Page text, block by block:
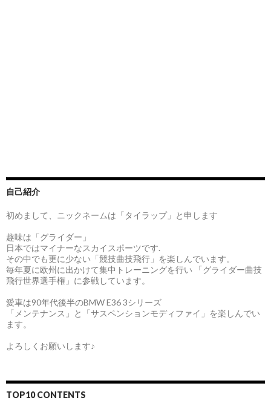
自己紹介
初めまして、ニックネームは「タイラップ」と申します
趣味は「グライダー」
日本ではマイナーなスカイスポーツです.
その中でも更に少ない「競技曲技飛行」を楽しんでいます。
毎年夏に欧州に出かけて集中トレーニングを行い 「グライダー曲技
飛行世界選手権」に参戦しています。
愛車は90年代後半のBMW E36 3シリーズ
「メンテナンス」と「サスペンションモディファイ」を楽しんでい
ます。
よろしくお願いします♪
TOP10 CONTENTS